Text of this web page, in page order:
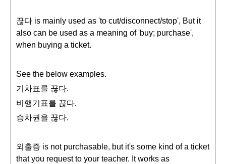
끊다 is mainly used as 'to cut/disconnect/stop', But it
also can be used as a meaning of 'buy; purchase',
when buying a ticket.
See the below examples.
기차표를 끊다.
비행기표를 끊다.
승차권을 끊다.
외출증 is not purchasable, but it's some kind of a ticket
that you request to your teacher. It works as